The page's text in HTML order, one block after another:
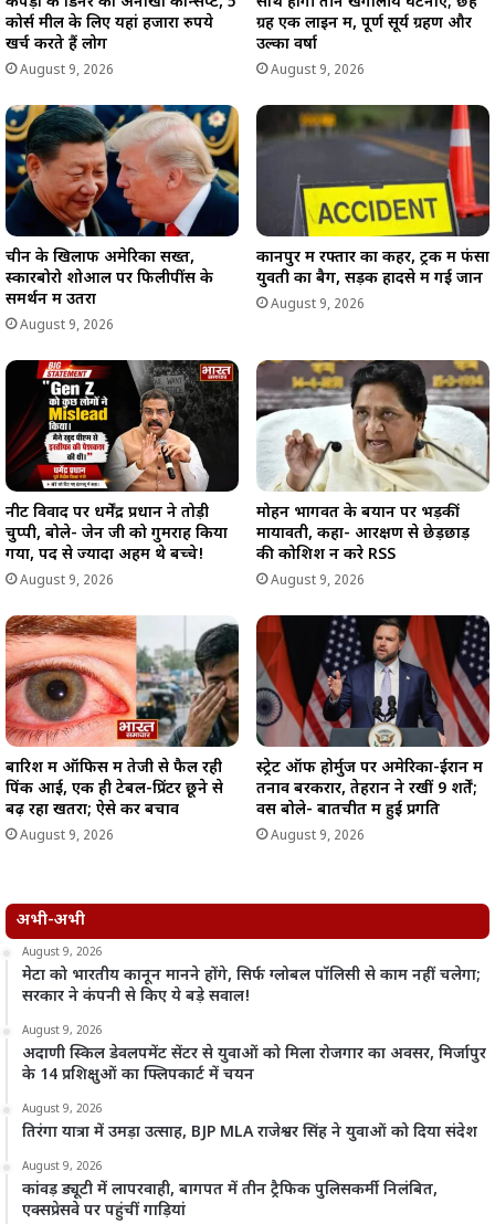
कोर्स मील के लिए यहां हजारों रुपये
खर्च करते हैं लोग
August 9, 2026
ग्रह एक लाइन में, पूर्ण सूर्य ग्रहण और
उल्का वर्षा
August 9, 2026
चीन के खिलाफ अमेरिका सख्त,
स्कारबोरो शोआल पर फिलीपींस के
समर्थन में उतरा
August 9, 2026
कानपुर में रफ्तार का कहर, ट्रक में फंसा
युवती का बैग, सड़क हादसे में गई जान
August 9, 2026
नीट विवाद पर धर्मेंद्र प्रधान ने तोड़ी
चुप्पी, बोले- जेन जी को गुमराह किया
गया, पद से ज्यादा अहम थे बच्चे!
August 9, 2026
मोहन भागवत के बयान पर भड़कीं
मायावती, कहा- आरक्षण से छेड़छाड़
की कोशिश न करे RSS
August 9, 2026
बारिश में ऑफिस में तेजी से फैल रही
पिंक आई, एक ही टेबल-प्रिंटर छूने से
बढ़ रहा खतरा; ऐसे करें बचाव
August 9, 2026
स्ट्रेट ऑफ होर्मुज पर अमेरिका-ईरान में
तनाव बरकरार, तेहरान ने रखीं 9 शर्तें;
वेंस बोले- बातचीत में हुई प्रगति
August 9, 2026
अभी-अभी
August 9, 2026
मेटा को भारतीय कानून मानने होंगे, सिर्फ ग्लोबल पॉलिसी से काम नहीं चलेगा;
सरकार ने कंपनी से किए ये बड़े सवाल!
August 9, 2026
अदाणी स्किल डेवलपमेंट सेंटर से युवाओं को मिला रोजगार का अवसर, मिर्जापुर
के 14 प्रशिक्षुओं का फ्लिपकार्ट में चयन
August 9, 2026
तिरंगा यात्रा में उमड़ा उत्साह, BJP MLA राजेश्वर सिंह ने युवाओं को दिया संदेश
August 9, 2026
कांवड़ ड्यूटी में लापरवाही, बागपत में तीन ट्रैफिक पुलिसकर्मी निलंबित,
एक्सप्रेसवे पर पहुंचीं गाड़ियां